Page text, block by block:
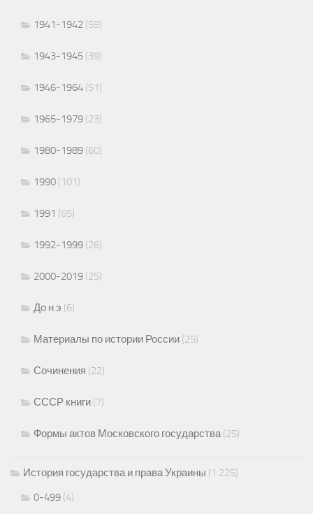
1941-1942 (59)
1943-1945 (39)
1946-1964 (51)
1965-1979 (23)
1980-1989 (60)
1990 (101)
1991 (65)
1992-1999 (26)
2000-2019 (25)
До н.э (6)
Материалы по истории России (25)
Сочинения (22)
СССР книги (7)
Формы актов Московского государства(25)
История государства и права Украины (1 225)
0-499 (4)